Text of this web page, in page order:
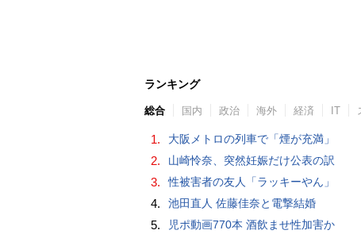
ランキング
総合 国内 政治 海外 経済 IT
1. 大阪メトロの列車で「煙が充満」
2. 山崎怜奈、突然妊娠だけ公表の訳
3. 性被害者の友人「ラッキーやん」
4. 池田直人 佐藤佳奈と電撃結婚
5. 児ポ動画770本 酒飲ませ性加害か